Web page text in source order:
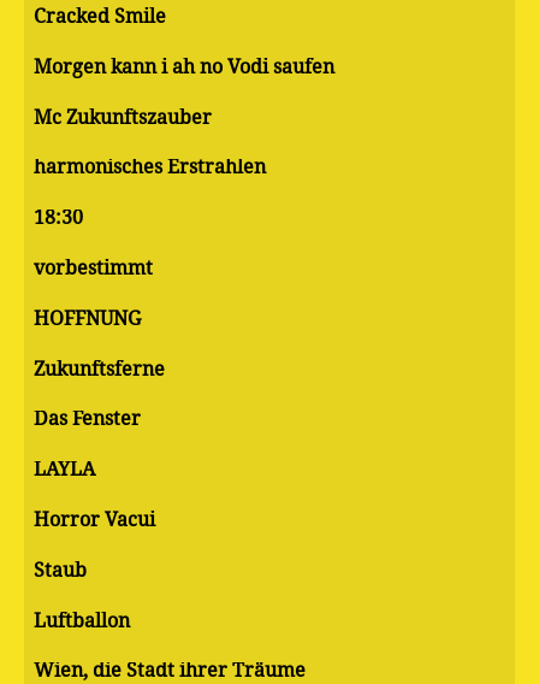
Cracked Smile
Morgen kann i ah no Vodi saufen
Mc Zukunftszauber
harmonisches Erstrahlen
18:30
vorbestimmt
HOFFNUNG
Zukunftsferne
Das Fenster
LAYLA
Horror Vacui
Staub
Luftballon
Wien, die Stadt ihrer Träume